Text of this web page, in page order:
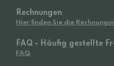
Rechnungen
Hier finden Sie die
FAQ - Häufig gestellte
FAQ